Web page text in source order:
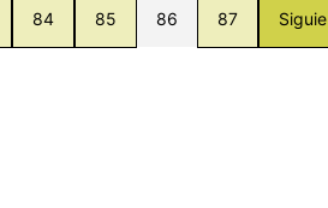
84 85 86 87